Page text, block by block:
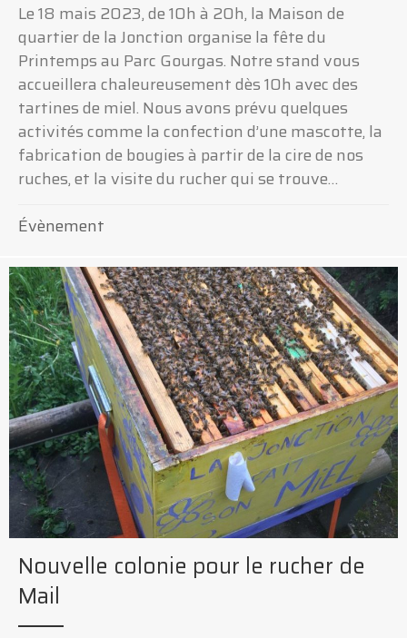
Le 18 mais 2023, de 10h à 20h, la Maison de
quartier de la Jonction organise la fête du
Printemps au Parc Gourgas. Notre stand vous
accueillera chaleureusement dès 10h avec des
tartines de miel. Nous avons prévu quelques
activités comme la confection d’une mascotte, la
fabrication de bougies à partir de la cire de nos
ruches, et la visite du rucher qui se trouve…
Évènement
Nouvelle colonie pour le rucher de
Mail